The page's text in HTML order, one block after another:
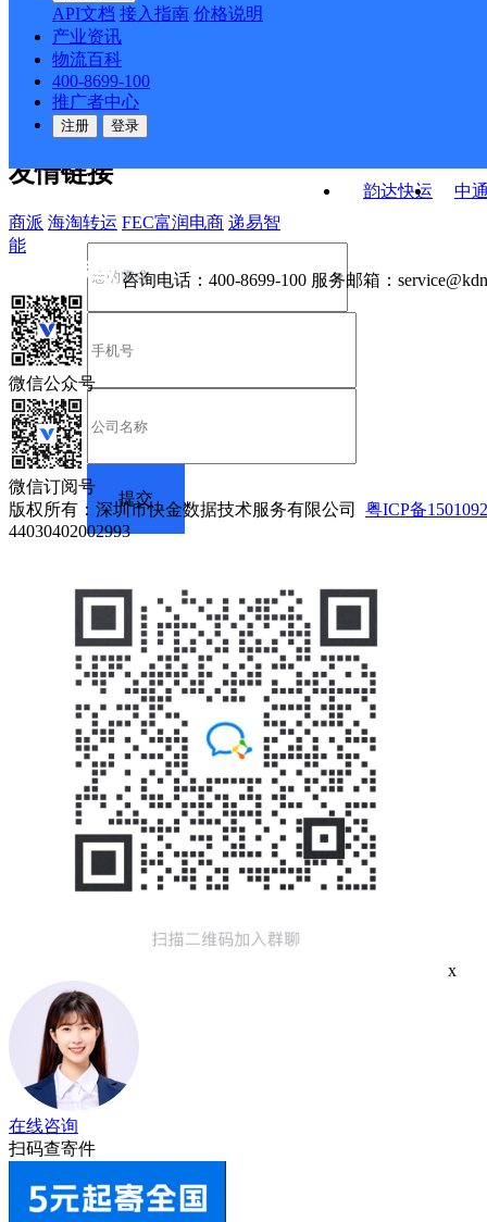
API文档 接入指南 价格说明
产业资讯
物流百科
400-8699-100
推广者中心
注册 登录
韵达快运
中
关于我们
公司介绍 企业动态
合作伙伴 快递鸟接口服务协议
户隐私政策
友情链接
商派 海淘转运 FEC富润电商 递易智
能
咨询电话： 400-8699-100 服务邮箱：
微信公众号
微信订阅号
版权所有：深圳市快金数据技术服务有限公司 粤ICP备
44030402002993
x
在线咨询
扫码查寄件